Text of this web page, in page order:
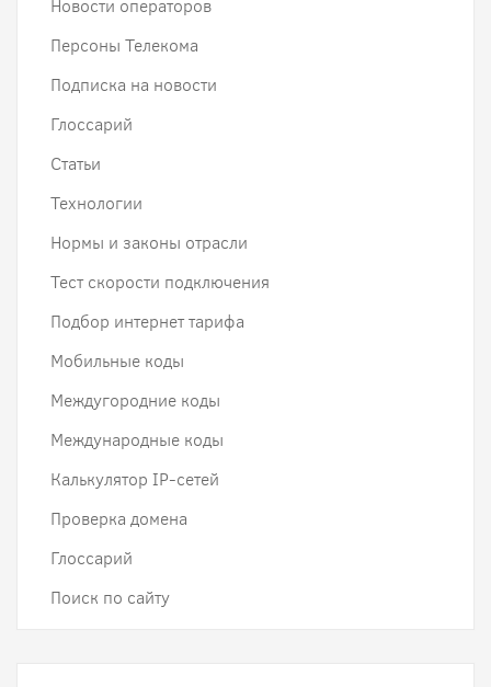
Новости операторов
Персоны Телекома
Подписка на новости
Глоссарий
Статьи
Технологии
Нормы и законы отрасли
Тест скорости подключения
Подбор интернет тарифа
Мобильные коды
Междугородние коды
Международные коды
Калькулятор IP-сетей
Проверка домена
Глоссарий
Поиск по сайту